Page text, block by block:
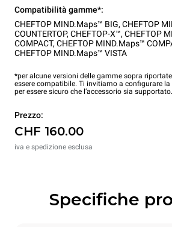
Compatibilità gamme*:
CHEFTOP MIND.Maps™ BIG, CHEFTOP
COUNTERTOP, CHEFTOP-X™, CHEFTOP
COMPACT, CHEFTOP MIND.Maps™
CHEFTOP MIND.Maps™ VISTA
*per alcune versioni delle gamme sopra
essere compatibile. Ti invitiamo a configurare
per essere sicuro che l’accessorio sia supportato.
Prezzo:
CHF 160.00
iva e spedizione esclusa
Specifiche